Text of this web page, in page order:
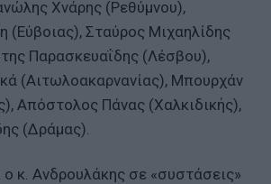
Χνάρης (Ρεθύμνου),
(Εύβοιας), Σταύρος Μιχαηλίδης
Παρασκευαΐδης (Λέσβου),
(Αιτωλοακαρνανίας), Μπουρχάν
Απόστολος Πάνας (Χαλκιδικής),
(Δράμας).
κ. Ανδρουλάκης σε «συστάσεις»